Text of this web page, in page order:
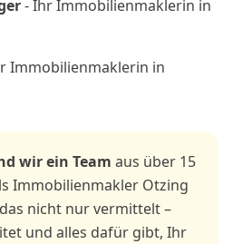
- Ihr Immobilienmaklerin in
Immobilienmaklerin in
wir ein Team aus über 15
Immobilienmakler Otzing
nicht nur vermittelt –
und alles dafür gibt, Ihr